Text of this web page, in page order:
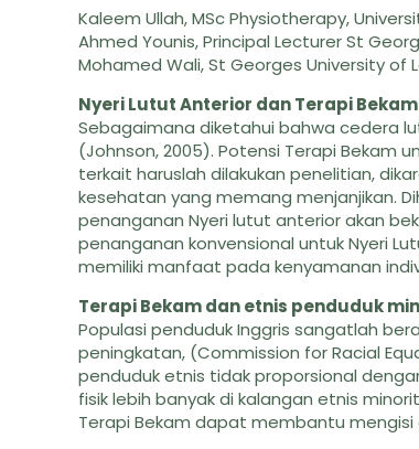
Kaleem Ullah, MSc Physiotherapy,
Ahmed Younis, Principal Lecturer St
Mohamed Wali, St Georges University of
Nyeri Lutut Anterior dan Terapi Bekam
Sebagaimana diketahui bahwa cedera
(Johnson, 2005). Potensi Terapi Bekam
terkait haruslah dilakukan penelitian,
kesehatan yang memang menjanjikan.
penanganan Nyeri lutut anterior akan
penanganan konvensional untuk Nyeri
memiliki manfaat pada kenyamanan
Terapi Bekam dan etnis penduduk
Populasi penduduk Inggris sangatlah
peningkatan, (Commission for Racial
penduduk etnis tidak proporsional
fisik lebih banyak di kalangan etnis
Terapi Bekam dapat membantu